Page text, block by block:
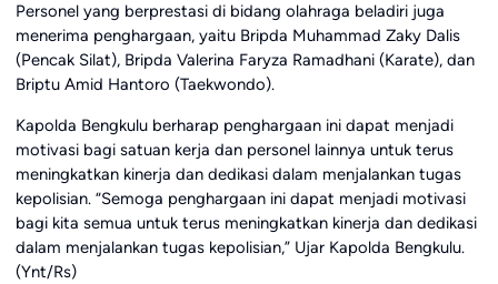
Personel yang berprestasi di bidang olahraga beladiri juga
menerima penghargaan, yaitu Bripda Muhammad Zaky Dalis
(Pencak Silat), Bripda Valerina Faryza Ramadhani (Karate), dan
Briptu Amid Hantoro (Taekwondo).
Kapolda Bengkulu berharap penghargaan ini dapat menjadi
motivasi bagi satuan kerja dan personel lainnya untuk terus
meningkatkan kinerja dan dedikasi dalam menjalankan tugas
kepolisian. “Semoga penghargaan ini dapat menjadi motivasi
bagi kita semua untuk terus meningkatkan kinerja dan dedikasi
dalam menjalankan tugas kepolisian,” Ujar Kapolda Bengkulu.
(Ynt/Rs)